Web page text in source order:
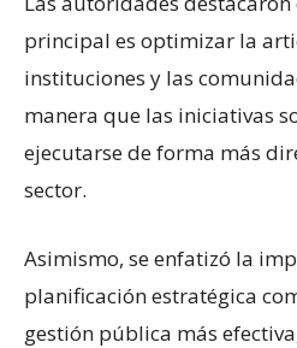
principal es optimizar la
instituciones y las
manera que las iniciativas
ejecutarse de forma más
sector.
Asimismo, se enfatizó la
planificación estratégica
gestión pública más